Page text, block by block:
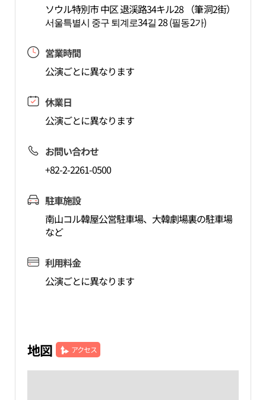
ソウル特別市 中区 退渓路34キル28 （筆洞2街）
서울특별시 중구 퇴계로34길 28 (필동2가)
営業時間
公演ごとに異なります
休業日
公演ごとに異なります
お問い合わせ
+82-2-2261-0500
駐車施設
南山コル韓屋公営駐車場、大韓劇場裏の駐車場
など
利用料金
公演ごとに異なります
地図 アクセス